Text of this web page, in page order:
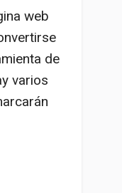
web
de
varios